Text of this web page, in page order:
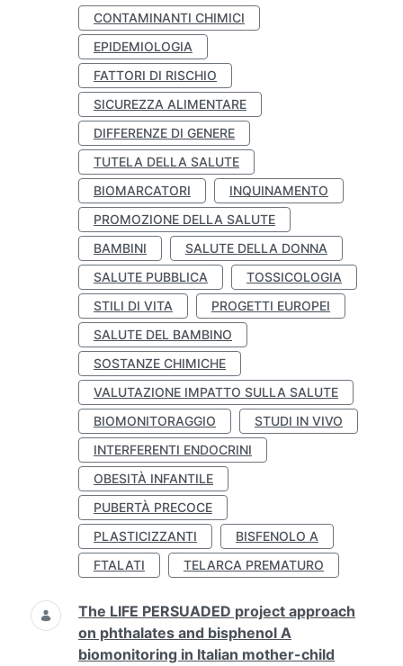
CONTAMINANTI CHIMICI
EPIDEMIOLOGIA
FATTORI DI RISCHIO
SICUREZZA ALIMENTARE
DIFFERENZE DI GENERE
TUTELA DELLA SALUTE
BIOMARCATORI
INQUINAMENTO
PROMOZIONE DELLA SALUTE
BAMBINI
SALUTE DELLA DONNA
SALUTE PUBBLICA
TOSSICOLOGIA
STILI DI VITA
PROGETTI EUROPEI
SALUTE DEL BAMBINO
SOSTANZE CHIMICHE
VALUTAZIONE IMPATTO SULLA SALUTE
BIOMONITORAGGIO
STUDI IN VIVO
INTERFERENTI ENDOCRINI
OBESITÀ INFANTILE
PUBERTÀ PRECOCE
PLASTICIZZANTI
BISFENOLO A
FTALATI
TELARCA PREMATURO
The LIFE PERSUADED project approach
on phthalates and bisphenol A
biomonitoring in Italian mother-child